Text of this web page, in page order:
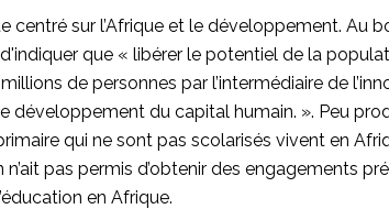
centré sur l’Afrique et le développement. Au
que « libérer le potentiel de la
de personnes par l’intermédiaire de
développement du capital humain. ». Peu
qui ne sont pas scolarisés vivent en
pas permis d’obtenir des engagements
en Afrique.